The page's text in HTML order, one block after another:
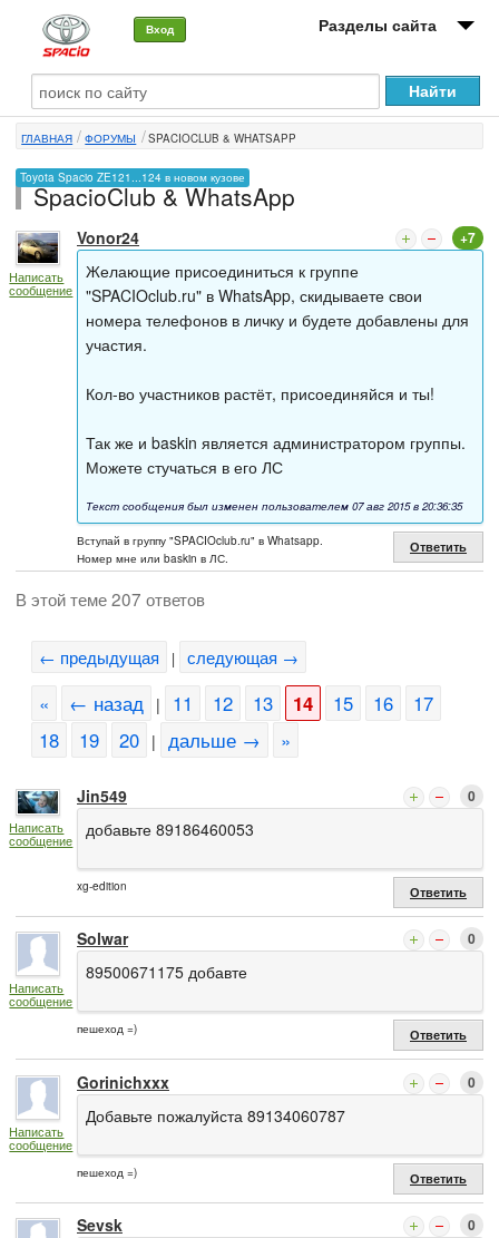
Вход Разделы сайта
О машине
Автоклуб
Форумы
Сервисы и услуги
Новости
ГЛАВНАЯ ФОРУМЫ SPACIOCLUB & WHATSAPP
Toyota Spacio ZE121...124 в новом кузове
SpacioClub & WhatsApp
Написать
сообщение
Vonor24 +7
Желающие присоединиться к группе
"SPACIOclub.ru" в WhatsApp, скидываете свои
номера телефонов в личку и будете добавлены для
участия.
Кол-во участников растёт, присоединяйся и ты!
Так же и baskin является администратором группы.
Можете стучаться в его ЛС
Текст сообщения был изменен пользователем 07 авг 2015 в 20:36:35
Вступай в группу "SPACIOclub.ru" в Whatsapp.
Номер мне или baskin в ЛС.
Ответить
В этой теме 207 ответов
← предыдущая | следующая →
« ← назад | 11 12 13 14 15 16
17
18
19 20 | дальше → »
Написать
сообщение
Jin549 0
добавьте 89186460053
xg-edition Ответить
Написать
сообщение
Solwar 0
89500671175 добавте
пешеход =) Ответить
Написать
сообщение
Gorinichxxx 0
Добавьте пожалуйста 89134060787
пешеход =) Ответить
Sevsk 0